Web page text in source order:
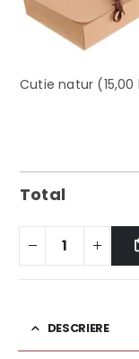
Cutie natur (15,00
Total
DESCRIERE